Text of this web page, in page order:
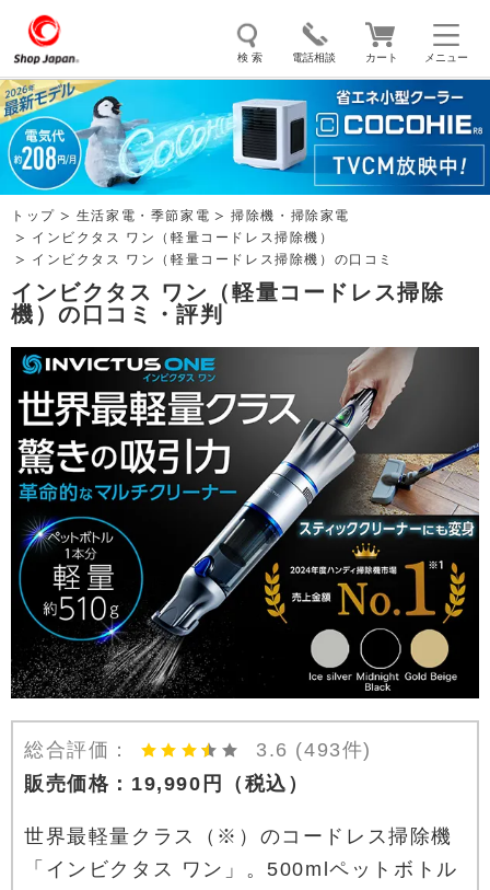
メニュー
検 索 電話相談 カート
トゥルースリーパー ソイリッチ ここひえ 枕
掃除機 クッキングプロ マイキュット
エアコン オーラルスマイル
トップ 生活家電・季節家電
掃除機・掃除家電
インビクタス ワン（軽量コードレス掃除機）
インビクタス ワン（軽量コードレス掃除機）の口コミ
インビクタス ワン（軽量コードレス掃除
機）の口コミ・評判
総合評価： 3.6 (493件)
販売価格： 19,990 円 （税込）
世界最軽量クラス（※）のコードレス掃除機
「インビクタス ワン」。500mlペットボトル